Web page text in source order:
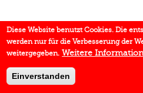
Diese Website benutzt Cookies. Die
werden nur für die Verbesserung der
weitergegeben. Weitere
Einverstanden